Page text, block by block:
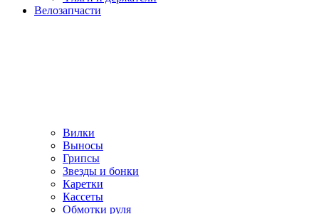
Велозапчасти
Вилки
Выносы
Грипсы
Звезды и бонки
Каретки
Кассеты
Обмотки руля